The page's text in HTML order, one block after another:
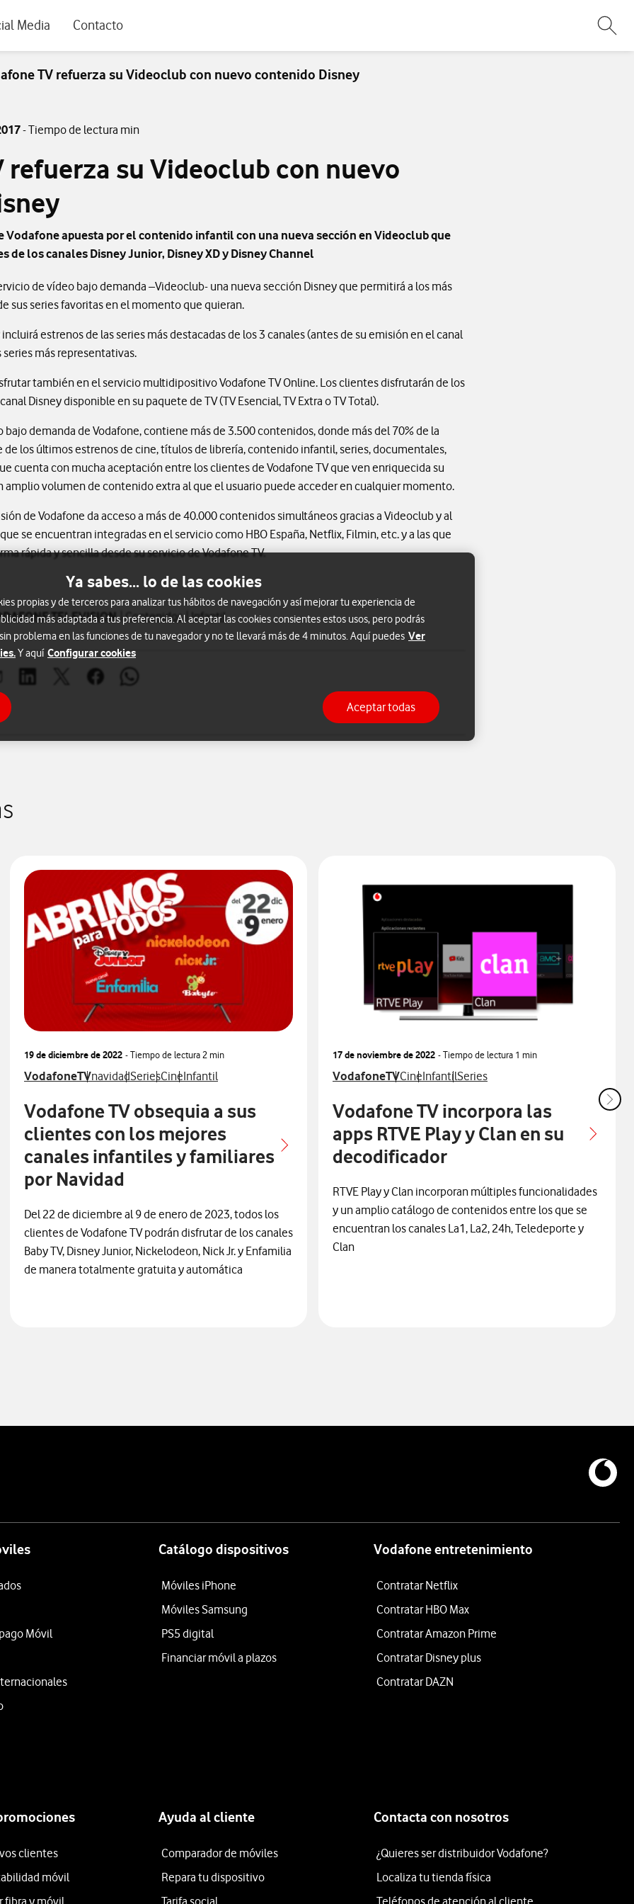
Media Contacto
TV refuerza su Videoclub con nuevo contenido Disney
- Tiempo de lectura min
refuerza su Videoclub con nuevo
Vodafone apuesta por el contenido infantil con una nueva sección en Videoclub que
de los canales Disney Junior, Disney XD y Disney Channel
de vídeo bajo demanda –Videoclub- una nueva sección Disney que permitirá a los más
sus series favoritas en el momento que quieran.
estrenos de las series más destacadas de los 3 canales (antes de su emisión en el canal
más representativas.
también en el servicio multidipositivo Vodafone TV Online. Los clientes disfrutarán de los
Disney disponible en su paquete de TV (TV Esencial, TV Extra o TV Total).
demanda de Vodafone, contiene más de 3.500 contenidos, donde más del 70% de la
de los últimos estrenos de cine, títulos de librería, contenido infantil, series, documentales,
cuenta con mucha aceptación entre los clientes de Vodafone TV que ven enriquecida su
amplio volumen de contenido extra al que el usuario puede acceder en cualquier momento.
de Vodafone da acceso a más de 40.000 contenidos simultáneos gracias a Videoclub y al
se encuentran integradas en el servicio como HBO España, Netflix, Filmin, etc. y a las que
rápida y sencilla desde su servicio de Vodafone TV.
TELEVISION Contenidos Infantil
Abrir ventana para compartir en mail
Abrir ventana para compartir en linkedin
Abrir ventana para compartir en twitter
Abrir ventana para compartir en facebook
Abrir ventana para compartir en whatsapp
con con
de prensa relacionados con
19 de diciembre de 2022 - Tiempo de lectura2 min
Ver más notas de prensa relacionados con
VodafoneTVVer más notas de prensa relacionados con
navidadVer más notas de prensa relacionados con
SeriesVer más notas de prensa relacionados con
CineVer más notas de prensa relacionados con
Infantil
Vodafone TV obsequia a sus
clientes con los mejores
canales infantiles y familiares
por Navidad
Del 22 de diciembre al 9 de enero de 2023, todos los
clientes de Vodafone TV podrán disfrutar de los canales
Baby TV, Disney Junior, Nickelodeon, Nick Jr. y Enfamilia
de manera totalmente gratuita y automática
17 de noviembre de 2022 - Tiempo de lectura 1 min
Ver más notas de prensa relacionados con
VodafoneTVVer más notas de prensa relacionados con
CineVer más notas de prensa relacionados con
InfantilVer más notas de prensa
Series
Vodafone TV incorpora las
apps RTVE Play y Clan en su
decodificador
RTVE Play y Clan incorporan múltiples funcionalidades
y un amplio catálogo de contenidos entre los que se
encuentran los canales La1, La2, 24h, Teledeporte y
Clan
Móvil
Catálogo dispositivos
Móviles iPhone
Móviles Samsung
PS5 digital
Financiar móvil a plazos
Vodafone entretenimiento
Contratar Netflix
Contratar HBO Max
Contratar Amazon Prime
Contratar Disney plus
Contratar DAZN
clientes
móvil
fibra y móvil
Ayuda al cliente
Comparador de móviles
Repara tu dispositivo
Tarifa social
Contacta con nosotros
¿Quieres ser distribuidor Vodafone?
Localiza tu tienda física
Teléfonos de atención al cliente
Ya sabes... lo de las cookies
propias y de terceros para analizar tus hábitos de navegación y así mejorar tu experiencia de
más adaptada a tus preferencia. Al aceptar las cookies consientes estos usos, pero podrás
problema en las funciones de tu navegador y no te llevará más de 4 minutos. Aquí puedes Ver
Y aquí Configurar cookies
Aceptar todas